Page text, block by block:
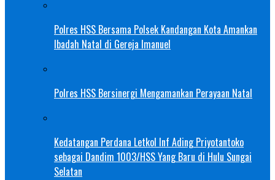
Polres HSS Bersama Polsek Kandangan Kota Amankan
Ibadah Natal di Gereja Imanuel
Polres HSS Bersinergi Mengamankan Perayaan Natal
Kedatangan Perdana Letkol Inf Ading Priyotantoko
sebagai Dandim 1003/HSS Yang Baru di Hulu Sungai
Selatan